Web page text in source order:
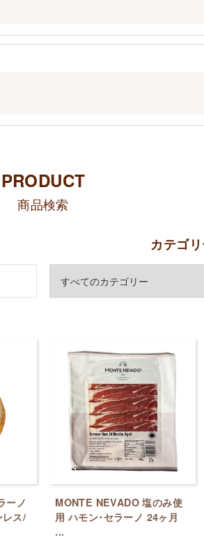
PRODUCT
商品検索
カテゴ
ーノ
レス/
MONTE NEVADO 塩のみ使
用 ハモン･セラーノ 24ヶ月
...